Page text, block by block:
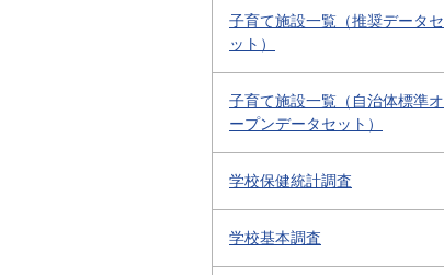
子育て施設一覧（推奨データセ
ット）
子育て施設一覧（自治体標準オ
ープンデータセット）
学校保健統計調査
学校基本調査